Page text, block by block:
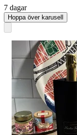
7 dagar
Hoppa över karusell